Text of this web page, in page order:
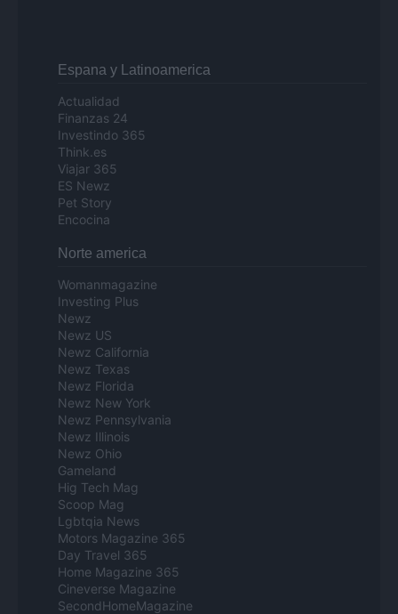
Espana y Latinoamerica
Actualidad
Finanzas 24
Investindo 365
Think.es
Viajar 365
ES Newz
Pet Story
Encocina
Norte america
Womanmagazine
Investing Plus
Newz
Newz US
Newz California
Newz Texas
Newz Florida
Newz New York
Newz Pennsylvania
Newz Illinois
Newz Ohio
Gameland
Hig Tech Mag
Scoop Mag
Lgbtqia News
Motors Magazine 365
Day Travel 365
Home Magazine 365
Cineverse Magazine
SecondHomeMagazine